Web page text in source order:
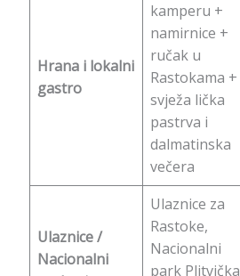
Hrana i lokalni
gastro
kamperu +
namirnice +
ručak u
Rastokama +
svježa lička
pastrva i
dalmatinska
večera
Ulaznice /
Nacionalni
Ulaznice za
Rastoke,
Nacionalni
park Plitvička